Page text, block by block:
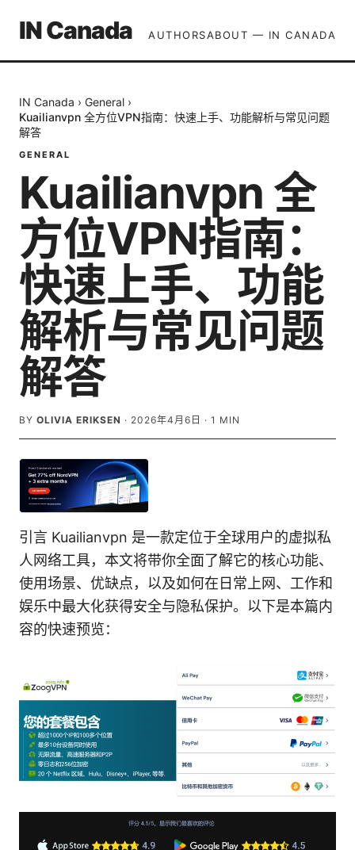
IN Canada AUTHORSABOUT — IN CANADA
IN Canada › General ›
Kuailianvpn 全方位VPN指南：快速上手、功能解析与常见问题
解答
GENERAL
Kuailianvpn 全
方位VPN指南：
快速上手、功能
解析与常见问题
解答
BY OLIVIA ERIKSEN · 2026年4月6日 · 1 MIN
引言 Kuailianvpn 是一款定位于全球用户的虚拟私
人网络工具，本文将带你全面了解它的核心功能、
使用场景、优缺点，以及如何在日常上网、工作和
娱乐中最大化获得安全与隐私保护。以下是本篇内
容的快速预览：